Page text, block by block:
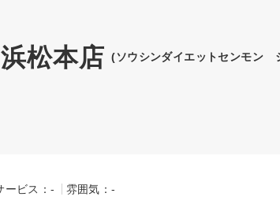
松本店 (ソウシンダイエットセンモン
ービス：-
雰囲気：-